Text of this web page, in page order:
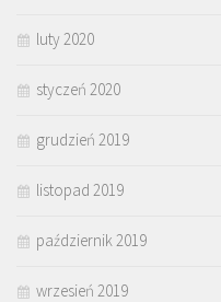
luty 2020
styczeń 2020
grudzień 2019
listopad 2019
październik 2019
wrzesień 2019